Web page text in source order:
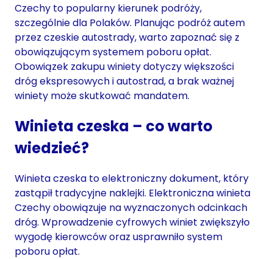
Czechy to popularny kierunek podróży,
szczególnie dla Polaków. Planując podróż autem
przez czeskie autostrady, warto zapoznać się z
obowiązującym systemem poboru opłat.
Obowiązek zakupu winiety dotyczy większości
dróg ekspresowych i autostrad, a brak ważnej
winiety może skutkować mandatem.
Winieta czeska – co warto
wiedzieć?
Winieta czeska to elektroniczny dokument, który
zastąpił tradycyjne naklejki. Elektroniczna winieta
Czechy obowiązuje na wyznaczonych odcinkach
dróg. Wprowadzenie cyfrowych winiet zwiększyło
wygodę kierowców oraz usprawniło system
poboru opłat.